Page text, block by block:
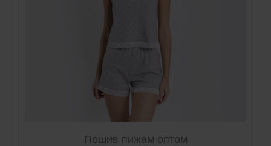
Пошив пижам оптом